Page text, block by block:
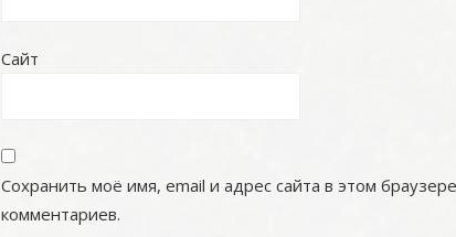
Сайт
Сохранить моё имя, email и адрес сайта в этом
комментариев.